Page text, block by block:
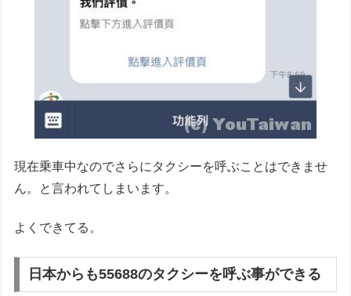
現在乗車中なのでさらにタクシーを呼ぶことはできませ
ん。と言われてしまいます。
よくできてる。
日本からも55688のタクシーを呼ぶ事ができる